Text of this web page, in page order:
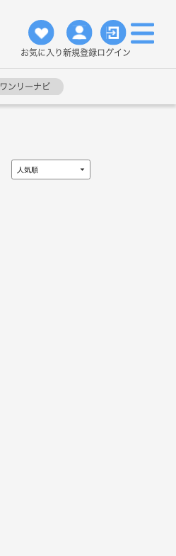
お気に入り新規登録ログイン
ワンリーナビ